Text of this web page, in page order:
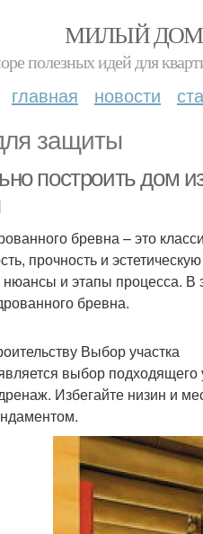
МИЛЫЙ ДОМ
полезных идей для
главная новости
защиты
построить дом
бревна – это
прочность и
нюансы и этапы процесса. В
бревна.
Выбор участка
выбор подходящего
Избегайте низин и